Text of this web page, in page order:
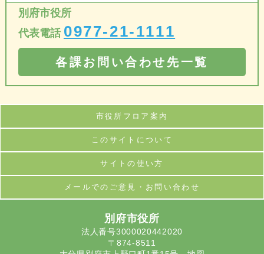
別府市役所
代表電話 0977-21-1111
各課お問い合わせ先一覧
市役所フロア案内
このサイトについて
サイトの使い方
メールでのご意見・お問い合わせ
別府市役所
法人番号3000020442020
〒874-8511